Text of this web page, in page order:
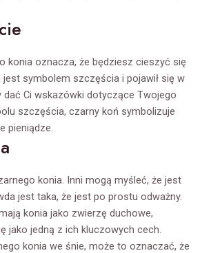
konia oznacza, że będziesz cieszyć się
jest symbolem szczęścia i pojawił się w
dać Ci wskazówki dotyczące Twojego
szczęścia, czarny koń symbolizuje
pieniądze.
konia. Inni mogą myśleć, że jest
jest taka, że jest po prostu odważny.
konia jako zwierzę duchowe,
jako jedną z ich kluczowych cech.
konia we śnie, może to oznaczać, że